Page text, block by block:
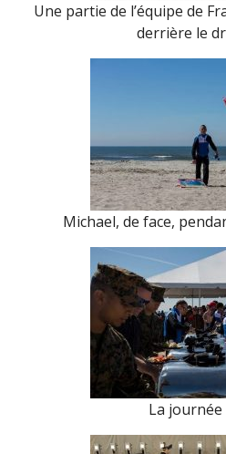
Une partie de l’équipe de
derrière le
Michael, de face,
La journée